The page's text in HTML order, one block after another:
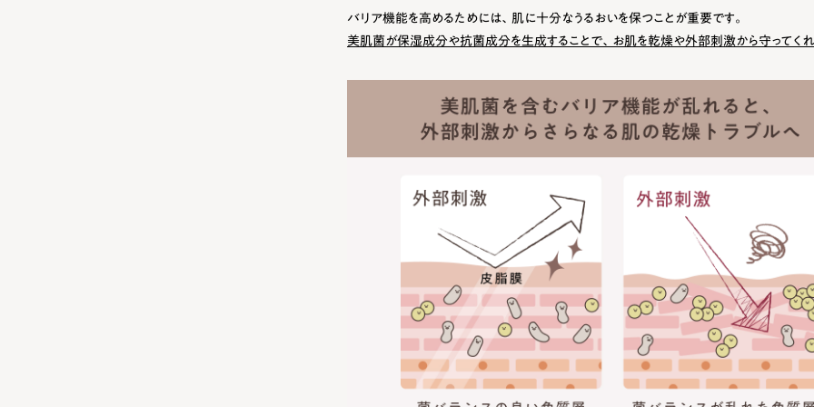
バリア機能を高めるためには、肌に十分なうるおいを保つことが重要です。
美肌菌が保湿成分や抗菌成分を生成することで、お肌を乾燥や外部刺激から守ってくれ